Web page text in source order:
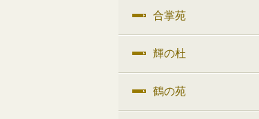
合掌苑
輝の杜
鶴の苑